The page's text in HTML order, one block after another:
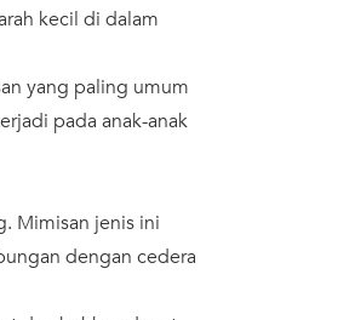
kecil di dalam
yang paling umum
pada anak-anak
Mimisan jenis ini
dengan cedera